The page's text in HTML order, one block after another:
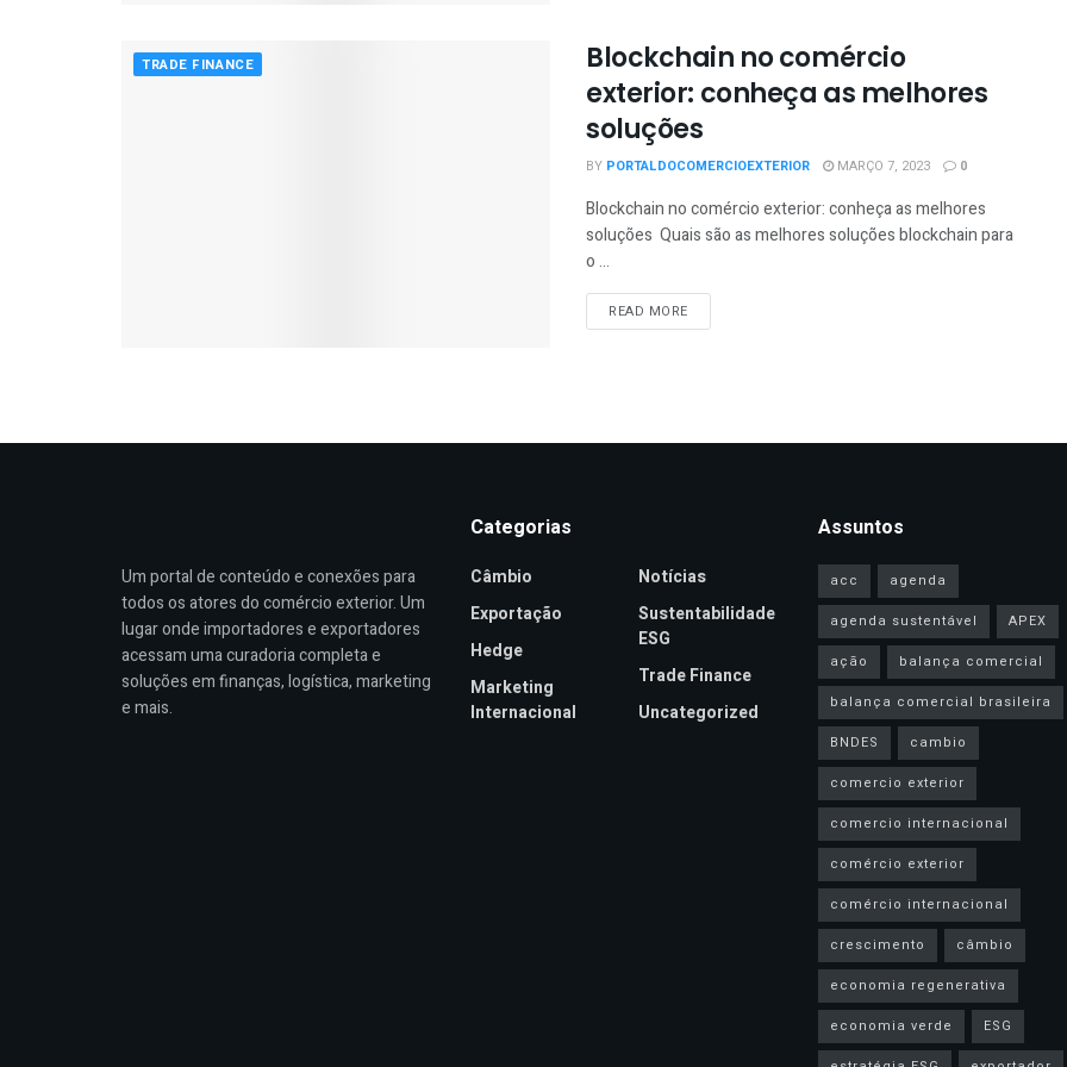
TRADE FINANCE
Blockchain no comércio
exterior: conheça as melhores
soluções
BY PORTALDOCOMERCIOEXTERIOR MARÇO 7, 2023 0
Blockchain no comércio exterior: conheça as melhores
soluções Quais são as melhores soluções blockchain para
o ...
READ MORE
Um portal de conteúdo e conexões para
todos os atores do comércio exterior. Um
lugar onde importadores e exportadores
acessam uma curadoria completa e
soluções em finanças, logística, marketing
e mais.
Categorias
Câmbio
Exportação
Hedge
Marketing
Internacional
Notícias
Sustentabilidade
ESG
Trade Finance
Uncategorized
Assuntos
acc
agenda
agenda sustentável
APEX
ação
balança comercial
balança comercial brasileira
BNDES
cambio
comercio exterior
comercio internacional
comércio exterior
comércio internacional
crescimento
câmbio
economia regenerativa
economia verde
ESG